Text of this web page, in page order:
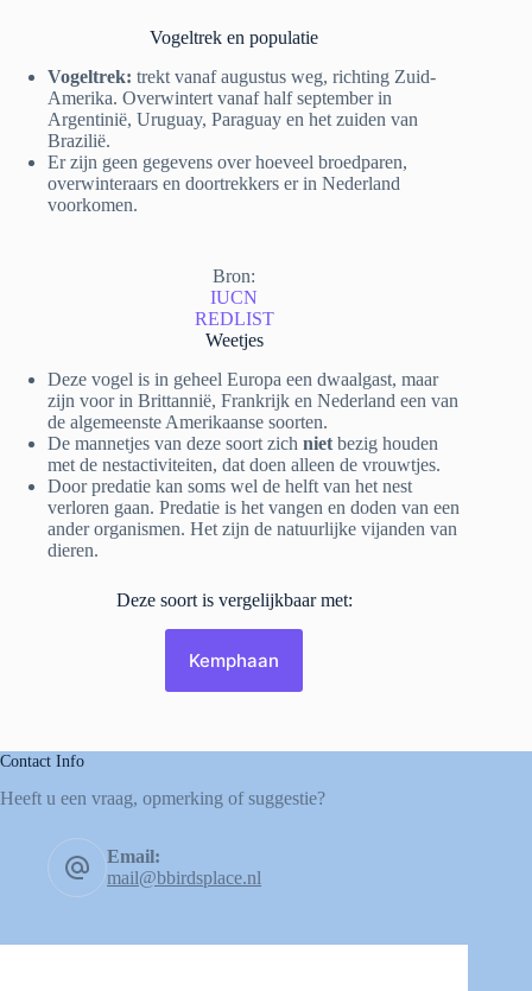
Vogeltrek en populatie
Vogeltrek: trekt vanaf augustus weg, richting Zuid-
Amerika. Overwintert vanaf half september in
Argentinië, Uruguay, Paraguay en het zuiden van
Brazilië.
Er zijn geen gegevens over hoeveel broedparen,
overwinteraars en doortrekkers er in Nederland
voorkomen.
Bron:
IUCN
REDLIST
Weetjes
Deze vogel is in geheel Europa een dwaalgast, maar
zijn voor in Brittannië, Frankrijk en Nederland een van
de algemeenste Amerikaanse soorten.
De mannetjes van deze soort zich niet bezig houden
met de nestactiviteiten, dat doen alleen de vrouwtjes.
Door predatie kan soms wel de helft van het nest
verloren gaan. Predatie is het vangen en doden van een
ander organismen. Het zijn de natuurlijke vijanden van
dieren.
Deze soort is vergelijkbaar met:
Kemphaan
Contact Info
Heeft u een vraag, opmerking of suggestie?
Email:
mail@bbirdsplace.nl